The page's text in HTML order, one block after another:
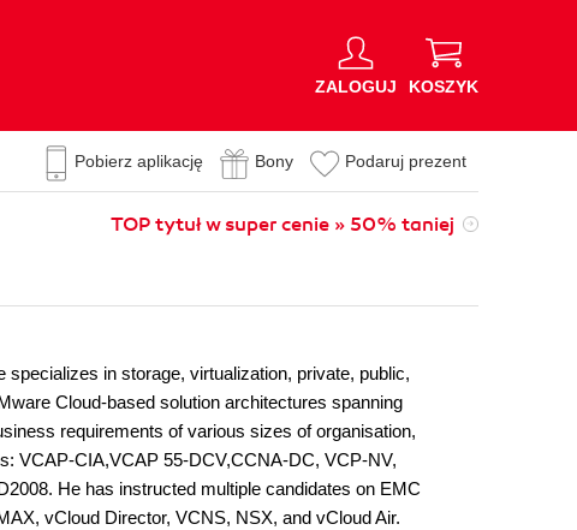
ZALOGUJ KOSZYK
Pobierz aplikację Bony Podaruj prezent
TOP tytuł w super cenie » 50% taniej
in storage, virtualization, private, public,
Cloud-based solution architectures spanning
requirements of various sizes of organisation,
VCAP-CIA,VCAP 55-DCV,CCNA-DC, VCP-NV,
He has instructed multiple candidates on EMC
vCloud Director, VCNS, NSX, and vCloud Air.